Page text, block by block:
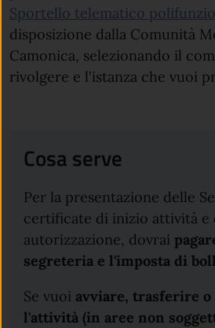
Sportello telematico
disposizione dalla Comunità
Camonica, selezionando il
rivolgere e l'istanza che vuoi
Cosa serve
Per la presentazione delle
certificate di inizio attività e
autorizzazione, dovrai
segreteria e l'imposta di
Se vuoi avviare, trasferire o
l'attività(in aree non